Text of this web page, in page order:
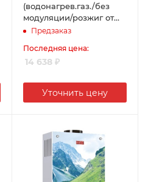
(водонагрев.газ./без
модуляции/розжиг от
батареек/10л/мин /
Предзаказ
Последняя цена:
14 638₽
Уточнить цену